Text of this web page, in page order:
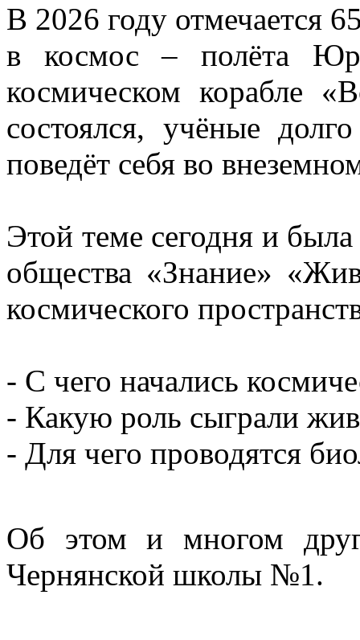
В 2026 году отмечается
в космос – полёта
космическом корабле
состоялся, учёные
поведёт себя во
Этой теме сегодня и
общества «Знание»
космического
- С чего начались
- Какую роль сыграли
- Для чего проводятся
Об этом и многом
Чернянской школы №1.